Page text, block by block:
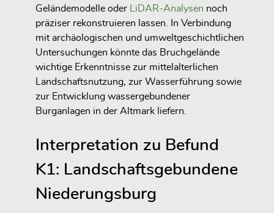
Geländemodelle oder LiDAR-Analysen noch
präziser rekonstruieren lassen. In Verbindung
mit archäologischen und umweltgeschichtlichen
Untersuchungen könnte das Bruchgelände
wichtige Erkenntnisse zur mittelalterlichen
Landschaftsnutzung, zur Wasserführung sowie
zur Entwicklung wassergebundener
Burganlagen in der Altmark liefern.
Interpretation zu Befund
K1: Landschaftsgebundene
Niederungsburg